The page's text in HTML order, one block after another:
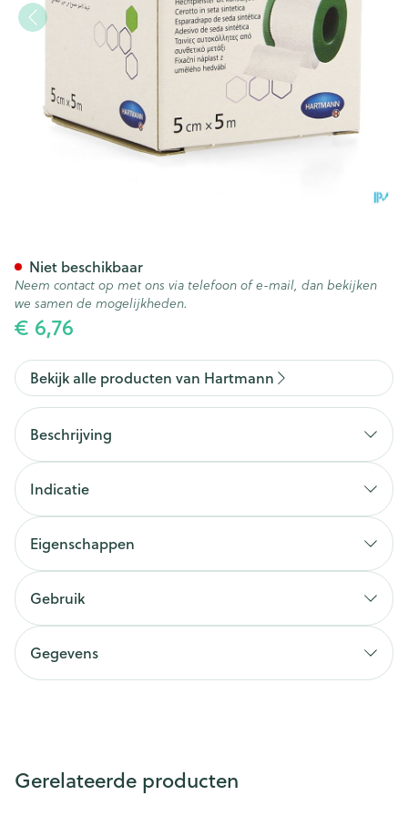
€ 6,76
Niet beschikbaar
Neem contact op met ons via telefoon of e-mail, dan bekijken
we samen de mogelijkheden.
Bekijk alle producten van Hartmann
Beschrijving
Indicatie
Eigenschappen
Gebruik
Gegevens
Gerelateerde producten